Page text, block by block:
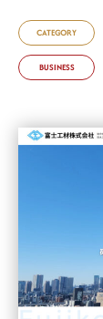
CATEGORY
BUSINESS